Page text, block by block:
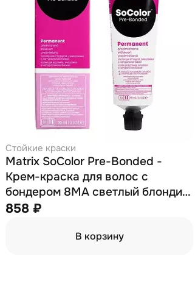
Стойкие краски
Matrix SoColor Pre-Bonded -
Крем-краска для волос с
бондером 8MA светлый блондин
мокка пепельный 90 мл
858 ₽
В корзину